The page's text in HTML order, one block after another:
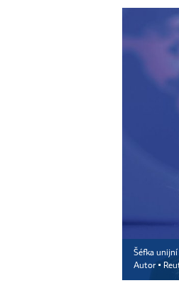
Šéfka unijní
Autor ▪